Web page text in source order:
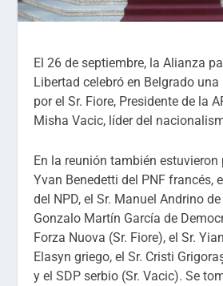
El 26 de septiembre, la Alianza
Libertad celebró en Belgrado
por el Sr. Fiore, Presidente de la
Misha Vacic, líder del
En la reunión también estuvieron
Yvan Benedetti del PNF francés,
del NPD, el Sr. Manuel Andrino
Gonzalo Martín García de
Forza Nuova (Sr. Fiore), el Sr.
Elasyn griego, el Sr. Cristi
y el SDP serbio (Sr. Vacic). Se